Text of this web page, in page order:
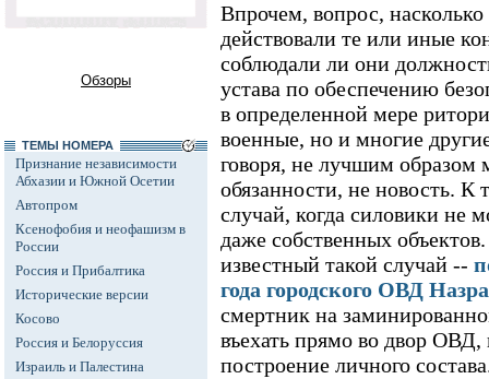
Обзоры
ТЕМЫ НОМЕРА
Признание независимости
Абхазии и Южной Осетии
Автопром
Ксенофобия и неофашизм в
России
Россия и Прибалтика
Исторические версии
Косово
Россия и Белоруссия
Израиль и Палестина
Впрочем, вопрос,
действовали те или иные
соблюдали ли они
устава по обеспечению
в определенной мере
военные, но и многие
говоря, не лучшим образом
обязанности, не новость. К
случай, когда силовики не
даже собственных
известный такой случай --
года городского ОВД
смертник на
въехать прямо во двор ОВД,
построение личного